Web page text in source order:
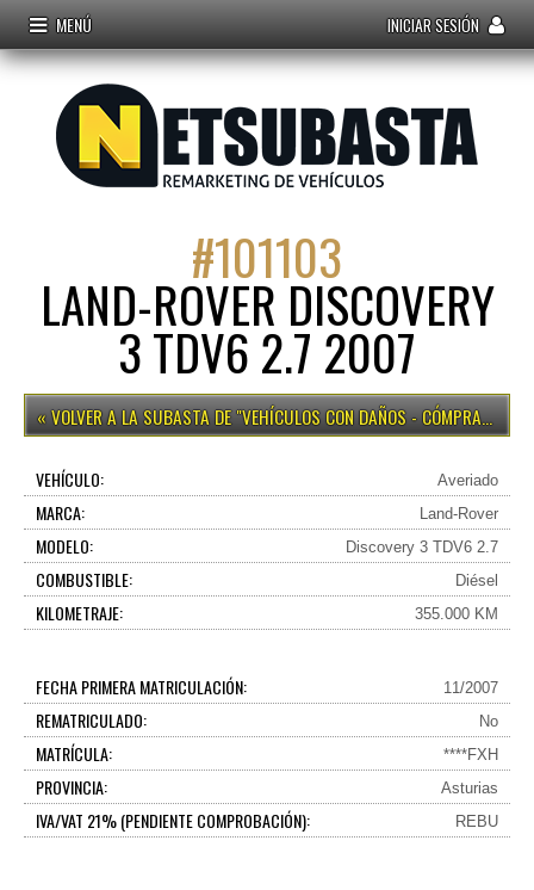
MENÚ INICIAR SESIÓN
#101103
LAND-ROVER DISCOVERY
3 TDV6 2.7 2007
VEHÍCULOS CON DAÑOS - CÓMPRALO YA
VEHÍCULO: Averiado
MARCA: Land-Rover
MODELO: Discovery 3 TDV6 2.7
COMBUSTIBLE: Diésel
KILOMETRAJE: 355.000 KM
FECHA PRIMERA MATRICULACIÓN: 11/2007
REMATRICULADO: No
MATRÍCULA: ****FXH
PROVINCIA: Asturias
IVA/VAT 21% (PENDIENTE COMPROBACIÓN): REBU